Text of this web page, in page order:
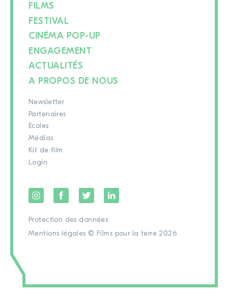
FILMS
FESTIVAL
CINÉMA POP-UP
ENGAGEMENT
ACTUALITÉS
A PROPOS DE NOUS
Newsletter
Partenaires
Ecoles
Médias
Kit de film
Login
Protection des données
Mentions légales © Films pour la terre 2026